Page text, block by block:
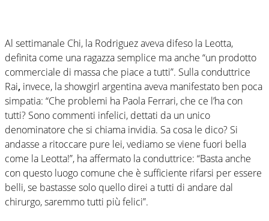
Al settimanale Chi, la Rodriguez aveva difeso la Leotta,
definita come una ragazza semplice ma anche “un prodotto
commerciale di massa che piace a tutti”. Sulla conduttrice
Rai, invece, la showgirl argentina aveva manifestato ben poca
simpatia: “Che problemi ha Paola Ferrari, che ce l’ha con
tutti? Sono commenti infelici, dettati da un unico
denominatore che si chiama invidia. Sa cosa le dico? Si
andasse a ritoccare pure lei, vediamo se viene fuori bella
come la Leotta!”, ha affermato la conduttrice: “Basta anche
con questo luogo comune che è sufficiente rifarsi per essere
belli, se bastasse solo quello direi a tutti di andare dal
chirurgo, saremmo tutti più felici”.